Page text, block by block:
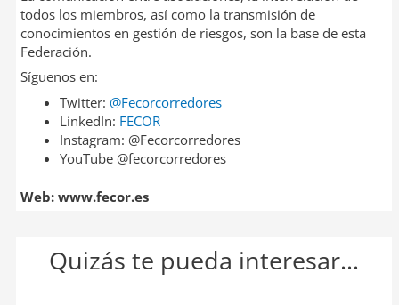
todos los miembros, así como la transmisión de
conocimientos en gestión de riesgos, son la base de esta
Federación.
Síguenos en:
Twitter: @Fecorcorredores
LinkedIn: FECOR
Instagram: @Fecorcorredores
YouTube @fecorcorredores
Web: www.fecor.es
Quizás te pueda interesar...